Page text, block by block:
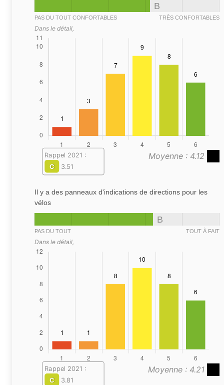
B
PAS DU TOUT CONFORTABLES TRÈS CONFORTABLES
Dans le détail,
Moyenne : 4.12
Rappel 2021 :
C
3.51
Il y a des panneaux d'indications de directions pour les
vélos
B
PAS DU TOUT TOUT À FAIT
Dans le détail,
Moyenne : 4.21
Rappel 2021 :
C
3.81